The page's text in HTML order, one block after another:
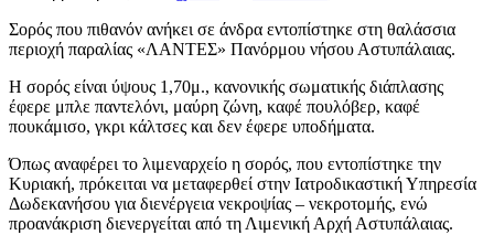
Σορός που πιθανόν ανήκει σε άνδρα εντοπίστηκε στη θαλάσσια
περιοχή παραλίας «ΛΑΝΤΕΣ» Πανόρμου νήσου Αστυπάλαιας.
H σορός είναι ύψους 1,70μ., κανονικής σωματικής διάπλασης
έφερε μπλε παντελόνι, μαύρη ζώνη, καφέ πουλόβερ, καφέ
πουκάμισο, γκρι κάλτσες και δεν έφερε υποδήματα.
Όπως αναφέρει το λιμεναρχείο η σορός, που εντοπίστηκε την
Κυριακή, πρόκειται να μεταφερθεί στην Ιατροδικαστική Υπηρεσία
Δωδεκανήσου για διενέργεια νεκροψίας – νεκροτομής, ενώ
προανάκριση διενεργείται από τη Λιμενική Αρχή Αστυπάλαιας.